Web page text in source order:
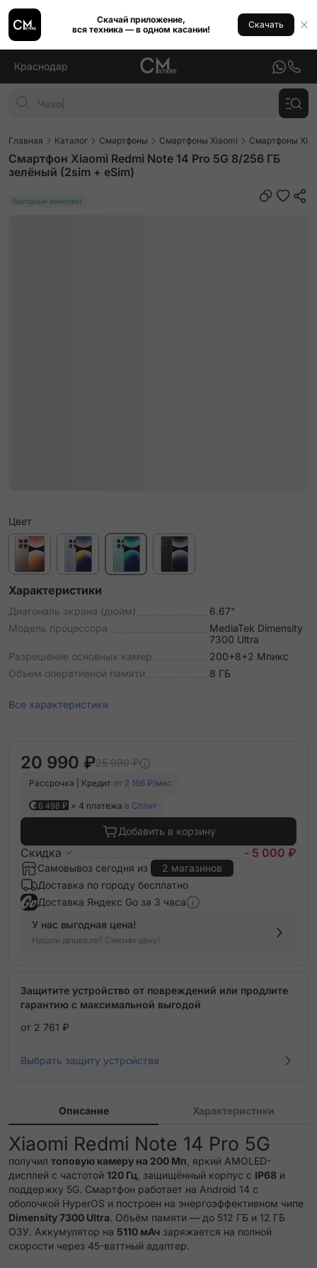
Скачай приложение,
вся техника — в одном касании!
Скачать
Краснодар
Главная Каталог Смартфоны Смартфоны Xiaomi Смартфоны
Смартфон Xiaomi Redmi Note 14 Pro 5G 8/256 ГБ
зелёный (2sim + eSim)
Выгодный комплект
Цвет
Характеристики
Диагональ экрана (дюйм)
6.67"
Модель процессора
MediaTek Dimensity
7300 Ultra
Разрешение основных камер
200+8+2 Мпикс
Объем оперативной памяти
8 ГБ
Все характеристики
20 990 ₽25 990 ₽
Рассрочка | Кредит от 2 166 ₽/мес
6 498 ₽ × 4 платежа в Сплит
Добавить в корзину
Скидка - 5 000 ₽
Самовывоз сегодня из
2 магазинов
Доставка по городу бесплатно
Доставка Яндекс Go за 3 часа
У нас выгодная цена!
Нашли дешевле? Снизим цену!
Защитите устройство от повреждений или продлите
гарантию с максимальной выгодой
от 2 761 ₽
Выбрать защиту устройства
Описание Характеристики
Xiaomi Redmi Note 14 Pro 5G
получил топовую камеру на 200 Мп , яркий AMOLED-
дисплей с частотой 120 Гц , защищённый корпус с IP68 и
поддержку 5G. Смартфон работает на Android 14 с
оболочкой HyperOS и построен на энергоэффективном чипе
Dimensity 7300 Ultra. Объём памяти — до 512 ГБ и 12 ГБ
ОЗУ. Аккумулятор на 5110 мАч заряжается на полной
скорости через 45-ваттный адаптер.